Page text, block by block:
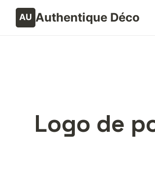
Authentique Déco
Logo de